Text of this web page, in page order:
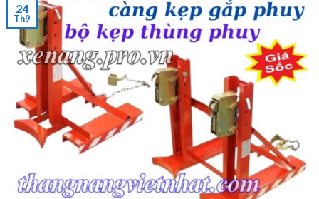
24
Th9